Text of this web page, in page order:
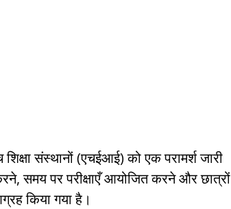
संस्थानों (एचईआई) को एक परामर्श जारी
समय पर परीक्षाएँ आयोजित करने और छात्रों
किया गया है।